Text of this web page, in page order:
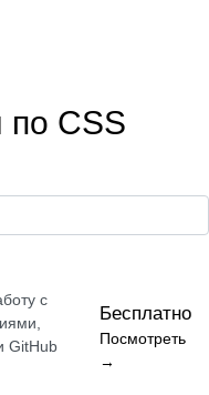
по CSS
с
GitHub
Бесплатно
Посмотреть
→